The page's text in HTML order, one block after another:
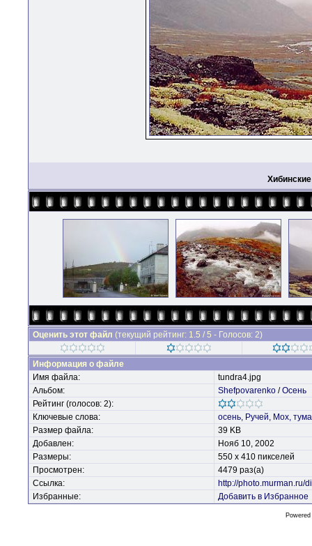
Оценить этот файл (текущий рейтинг: 1.5 / 5 - Голосов: 2)
Информация о файле
Имя файла:
tundra4.jpg
Альбом:
Shefpovarenko /Осень
Рейтинг (голосов: 2):
Ключевые слова:
осень, Ручей, Мох,
Размер файла:
39 KB
Добавлен:
Нояб 10, 2002
Размеры:
550 x 410 пикселей
Просмотрен:
4479 раз(а)
Ссылка:
http://photo.murman.ru/
Избранные:
Добавить в Избранное